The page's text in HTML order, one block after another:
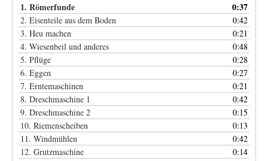
1. Römerfunde 0:37
2. Eisenteile aus dem Boden
0:42
3. Heu machen
0:21
4. Wiesenbeil und anderes
0:48
5. Pflüge
0:28
6. Eggen
0:27
7. Erntemaschinen
0:21
8. Dreschmaschine 1
0:42
9. Dreschmaschine 2
0:15
10. Riemenscheiben
0:13
11. Windmühlen
0:42
12. Grutzmaschine
0:14